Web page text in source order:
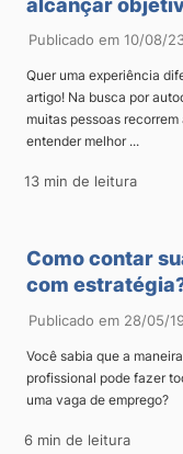
Publicado em 10/08/
Quer uma experiência
artigo! Na busca por
muitas pessoas
entender melhor ...
13 min de leitura
Como contar
com
Publicado em 28/05/
Você sabia que a
profissional pode fazer
uma vaga de emprego?
6 min de leitura